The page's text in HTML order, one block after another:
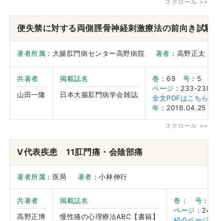
便失禁に対する両側脛骨神経刺激療法の前向き試験
著者所属 ：大腸肛門病センター高野病院 著者 ：高野正
共著者
山田一隆
掲載誌名
日本大腸肛門病学会雑誌
巻 ：69 号 ：5
ページ ：233-238
全文PDFはこちら
年 ：2016.04.25
V代表疾患 11肛門痛・会陰部痛
著者所属 ：医局 著者 ：小林伸行
共著者
高野正博
掲載誌名
慢性痛の心理療法ABC【書籍】
巻 ： 号 ：
ページ ：